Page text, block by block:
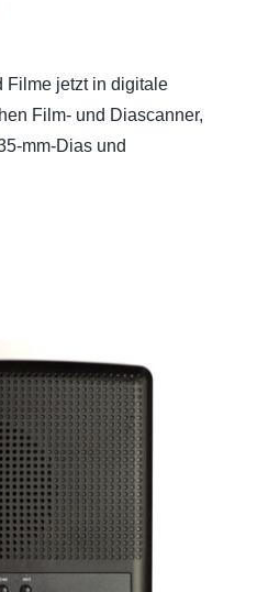
Filme jetzt in digitale
Film- und Diascanner,
mm-Dias und